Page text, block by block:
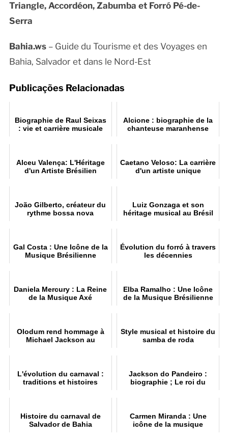
Triangle, Accordéon, Zabumba et Forró Pé-de-
Serra
Bahia.ws– Guide du Tourisme et des Voyages en
Bahia, Salvador et dans le Nord-Est
Publicações Relacionadas
Biographie de Raul Seixas
: vie et carrière musicale
Alcione : biographie de la
chanteuse maranhense
Alceu Valença: L'Héritage
d'un Artiste Brésilien
Caetano Veloso: La carrière
d'un artiste unique
João Gilberto, créateur du
rythme bossa nova
Luiz Gonzaga et son
héritage musical au Brésil
Gal Costa : Une Icône de la
Musique Brésilienne
Évolution du forró à travers
les décennies
Daniela Mercury : La Reine
de la Musique Axé
Elba Ramalho : Une Icône
de la Musique Brésilienne
Olodum rend hommage à
Michael Jackson au
Style musical et histoire du
samba de roda
L'évolution du carnaval :
traditions et histoires
Jackson do Pandeiro :
biographie ; Le roi du
Histoire du carnaval de
Salvador de Bahia
Carmen Miranda : Une
icône de la musique